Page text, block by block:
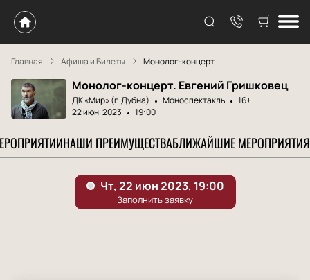
Главная Афиша и Билеты Монолог-концерт....
Монолог-концерт. Евгений Гришковец
ДК «Мир» (г. Дубна) Моноспектакль
16+
22 июн. 2023
19:00
НАШИ ПРЕИМУЩЕСТВАБЛИЖАЙШИЕ МЕРОПРИЯТИЯ